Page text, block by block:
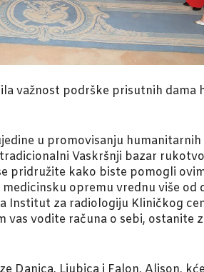
važnost podrške prisutnih
u promovisanju
Vaskršnji bazar
pridružite kako biste pomogli
opremu vrednu više od
za radiologiju Kliničkog
vodite računa o sebi, ostanite